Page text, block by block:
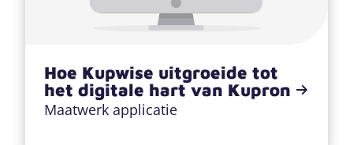
Hoe Kupwise uitgroeide tot
het digitale hart van Kupron
Maatwerk applicatie